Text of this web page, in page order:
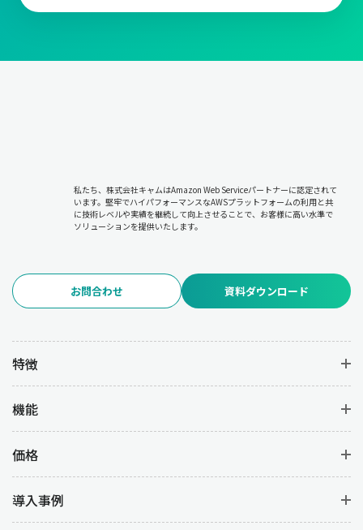
私たち、株式会社キャムはAmazon Web Serviceパートナーに認定されて
います。堅牢でハイパフォーマンスなAWSプラットフォームの利用と共
に技術レベルや実績を継続して向上させることで、お客様に高い水準で
ソリューションを提供いたします。
お問合わせ 資料ダウンロード
特徴
機能
価格
導入事例